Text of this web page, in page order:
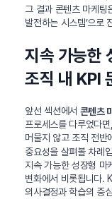
그 결과 콘텐츠 마케팅
발전하는 시스템’으로
지속 가능한
조직 내 KPI
앞선 섹션에서 콘텐츠
프로세스를 다루었다
머물지 않고 조직 전반
중요성을 살펴볼 차례
지속 가능한 성장형 마
변화에서 비롯됩니다.
의사결정과 학습의 중